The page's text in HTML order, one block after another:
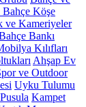
Köşe
ve Kameriyeler
Bankı
Kılıfları
Ahşap Ev
ve Outdoor
Uyku Tulumu
Pusula Kampet